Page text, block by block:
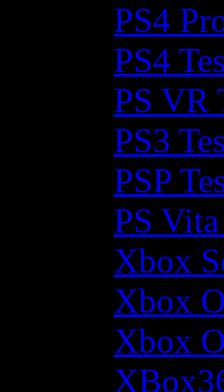
PS4
PS4
PS VR
PS3
PSP
PS Vita
Xbox
Xbox
Xbox